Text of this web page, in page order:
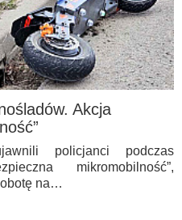
Akcja
policjanci podczas
mikromobilność”,
na…